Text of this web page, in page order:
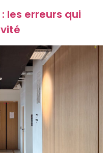
les erreurs qui